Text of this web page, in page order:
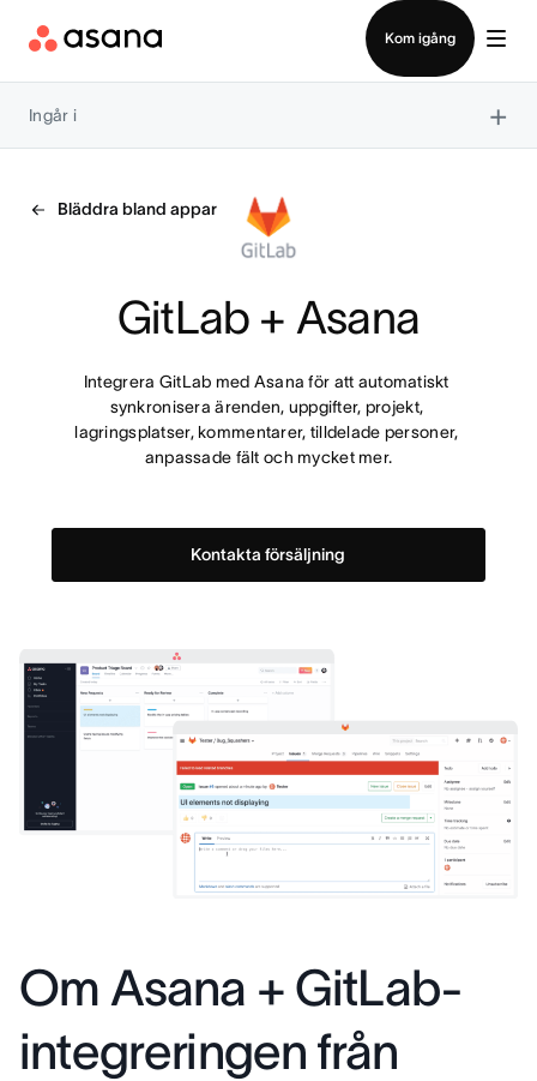
Kom igång
Ingår i ×
Bläddra bland appar
GitLab + Asana
Integrera GitLab med Asana för att automatiskt
synkronisera ärenden, uppgifter, projekt,
lagringsplatser, kommentarer, tilldelade personer,
anpassade fält och mycket mer.
Kontakta försäljning
Om Asana + GitLab-
integreringen från